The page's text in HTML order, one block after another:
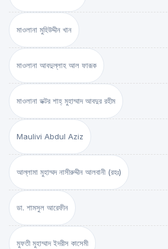
মাওলানা মুহিউদ্দীন খান
মাওলানা আবদুল্লাহ আল ফারূক
মাওলানা ডক্টর শাহ্‌ মুহাম্মাদ আবদুর রহীম
Maulivi Abdul Aziz
আল্লামা মুহাম্মদ নাসীরুদ্দীন আলবানী (রহঃ)
ডা. শামসুল আরেফীন
মুফতী মুহাম্মাদ ইদরীস কাসেমী